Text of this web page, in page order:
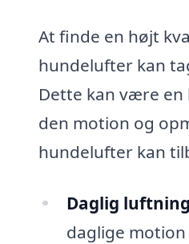
At finde en højt
hundelufter kan
Dette kan være en
den motion og
hundelufter kan
Daglig
daglige